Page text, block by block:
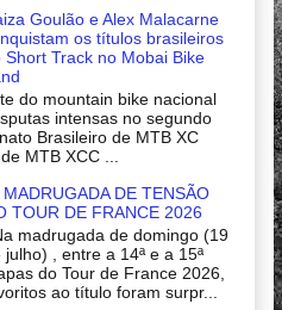
Goulão e Alex Malacarne
os títulos brasileiros
Short Track no Mobai Bike
do mountain bike nacional
intensas no segundo
Brasileiro de MTB XC
MTB XCC ...
MADRUGADA DE TENSÃO
TOUR DE FRANCE 2026
madrugada de domingo (19
julho) , entre a 14ª e a 15ª
do Tour de France 2026,
ao título foram surpr...